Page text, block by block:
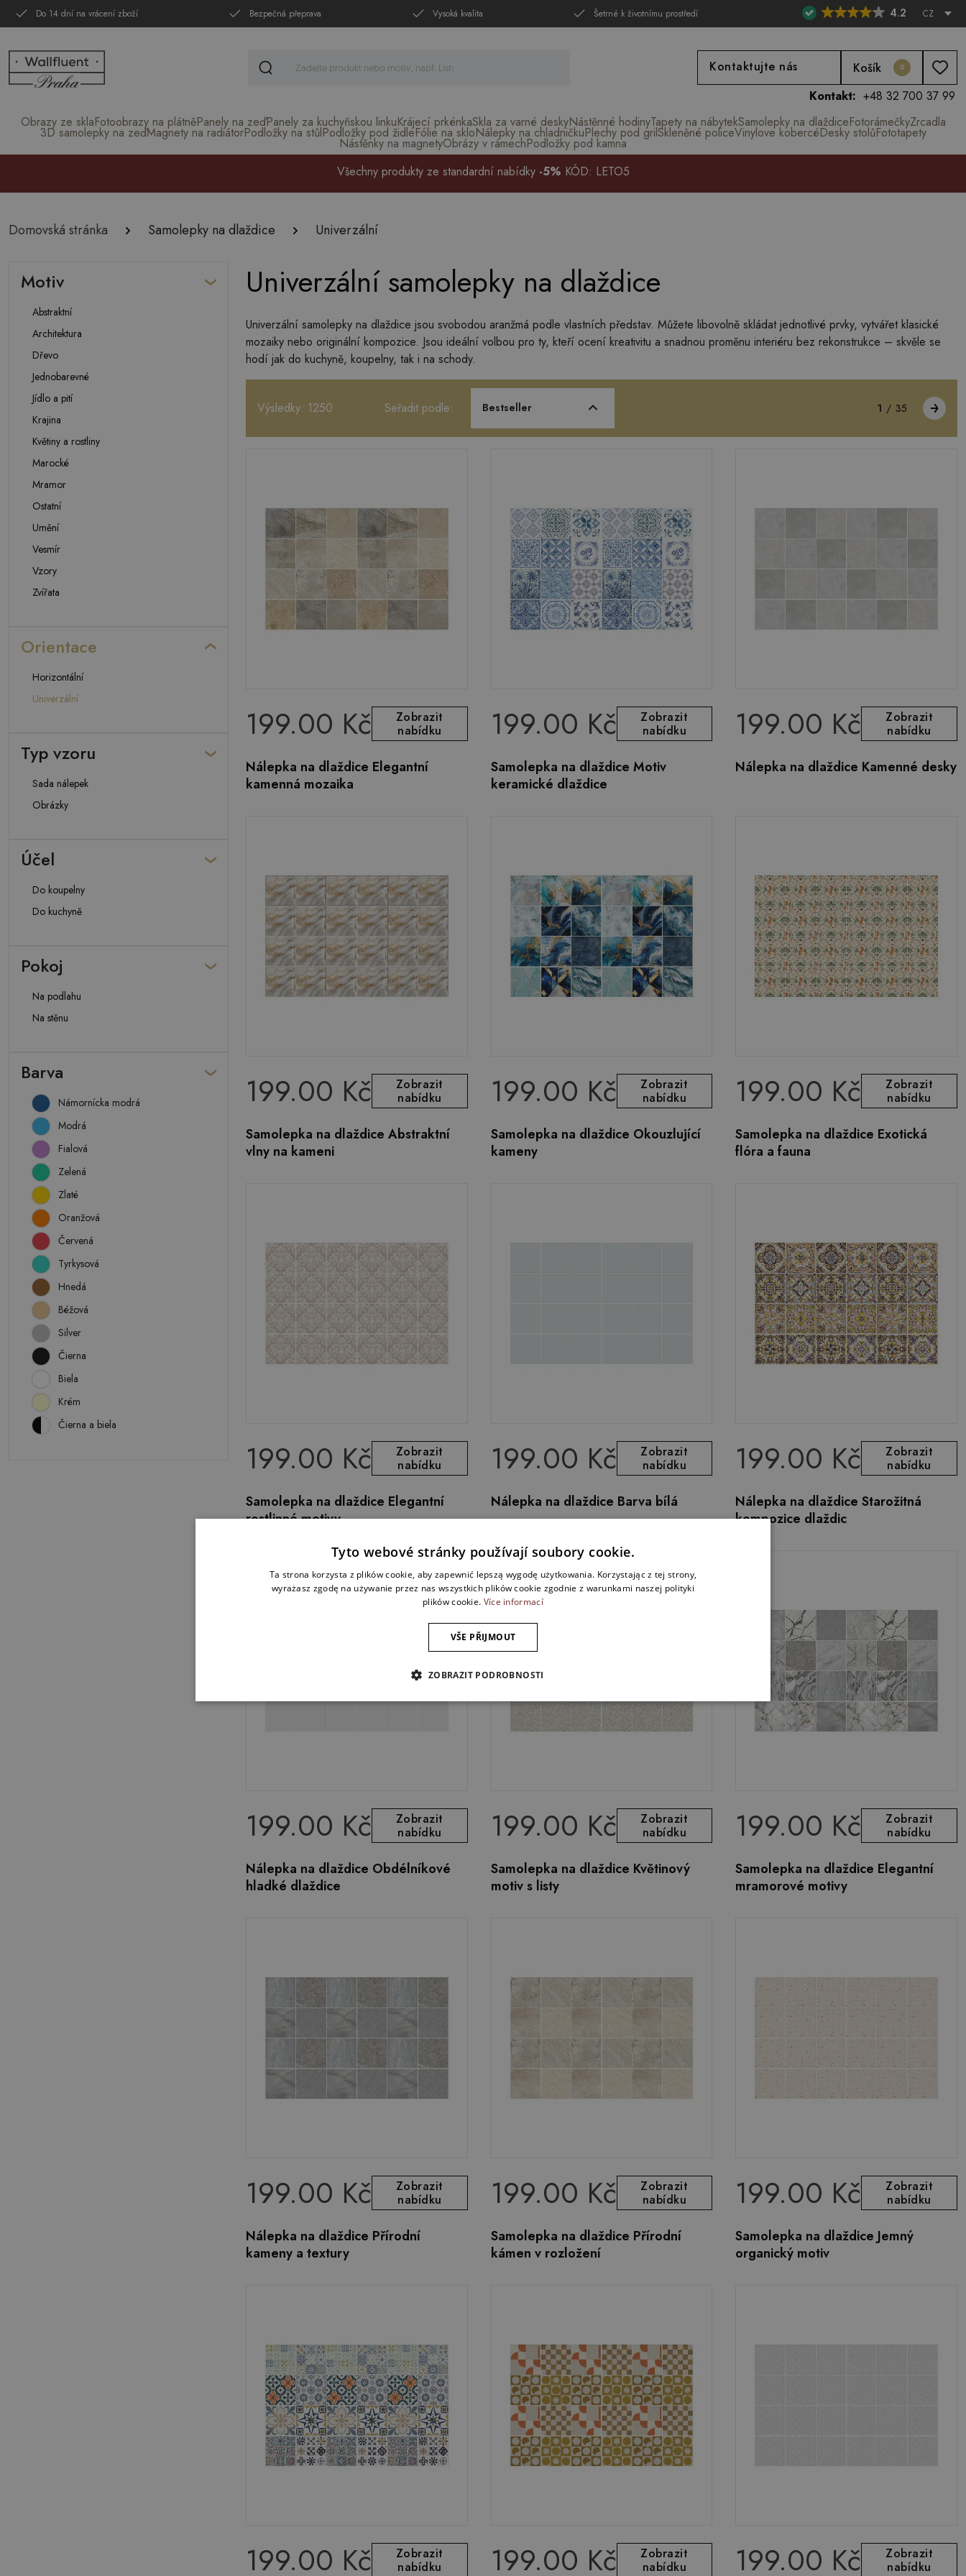
Do 14 dní na vrácení zboží Bezpečná přeprava Vysoká kvalita Šetrné k životnímu prostředí 4.2 CZ
Kontaktujte nás Košík 0
Kontakt: +48 32 700 37 99
Obrazy ze sklaFotoobrazy na plátněPanely na zeďPanely za kuchyňskou linkuKrájecí prkénkaSkla za varné deskyNástěnné hodinyTapety na nábytekSamolepky na dlaždiceFotorámečkyZrcadla
3D samolepky na zeďMagnety na radiátorPodložky na stůlPodložky pod židleFólie na skloNálepky na chladničkuPlechy pod grilSkleněné policeVinylove kobercéDesky stolůFototapety
Nástěnky na magnetyObrázy v rámechPodložky pod kamna
Všechny produkty ze standardní nabídky -5% KÓD: LETO5
Domovská stránka Samolepky na dlaždice Univerzální
Motiv
Abstraktní
Architektura
Dřevo
Jednobarevné
Jídlo a pití
Krajina
Květiny a rostliny
Marocké
Mramor
Ostatní
Umění
Vesmír
Vzory
Zvířata
Orientace
Horizontální
Univerzální
Typ vzoru
Sada nálepek
Obrázky
Účel
Do koupelny
Do kuchyně
Pokoj
Na podlahu
Na stěnu
Barva
Námornícka modrá
Modrá
Fialová
Zelená
Zlaté
Oranžová
Červená
Tyrkysová
Hnedá
Béžová
Silver
Čierna
Biela
Krém
Čierna a biela
Univerzální samolepky na dlaždice
Univerzální samolepky na dlaždice jsou svobodou aranžmá podle vlastních představ. Můžete libovolně skládat jednotlivé prvky, vytvářet klasické
mozaiky nebo originální kompozice. Jsou ideální volbou pro ty, kteří ocení kreativitu a snadnou proměnu interiéru bez rekonstrukce – skvěle se
hodí jak do kuchyně, koupelny, tak i na schody.
Výsledky: 1250 Seřadit podle: Bestseller 1 / 35
199.00 Kč
Zobrazit
nabídku
Nálepka na dlaždice Elegantní
kamenná mozaika
199.00 Kč
Zobrazit
nabídku
Samolepka na dlaždice Motiv
keramické dlaždice
199.00 Kč
Zobrazit
nabídku
Nálepka na dlaždice Kamenné desky
199.00 Kč
Zobrazit
nabídku
Samolepka na dlaždice Abstraktní
vlny na kameni
199.00 Kč
Zobrazit
nabídku
Samolepka na dlaždice Okouzlující
kameny
199.00 Kč
Zobrazit
nabídku
Samolepka na dlaždice Exotická
flóra a fauna
199.00 Kč
Zobrazit
nabídku
Samolepka na dlaždice Elegantní
rostlinné motivy
199.00 Kč
Zobrazit
nabídku
Nálepka na dlaždice Barva bílá
199.00 Kč
Zobrazit
nabídku
Nálepka na dlaždice Starožitná
kompozice dlaždic
199.00 Kč
Zobrazit
nabídku
Nálepka na dlaždice Obdélníkové
hladké dlaždice
199.00 Kč
Zobrazit
nabídku
Samolepka na dlaždice Květinový
motiv s listy
199.00 Kč
Zobrazit
nabídku
Samolepka na dlaždice Elegantní
mramorové motivy
199.00 Kč
Zobrazit
nabídku
Nálepka na dlaždice Přírodní
kameny a textury
199.00 Kč
Zobrazit
nabídku
Samolepka na dlaždice Přírodní
kámen v rozložení
199.00 Kč
Zobrazit
nabídku
Samolepka na dlaždice Jemný
organický motiv
199.00 Kč
Zobrazit
nabídku
199.00 Kč
Zobrazit
nabídku
199.00 Kč
Zobrazit
nabídku
Tyto webové stránky používají soubory cookie.
Ta strona korzysta z plików cookie, aby zapewnić lepszą wygodę użytkowania. Korzystając z tej strony,
wyrażasz zgodę na używanie przez nas wszystkich plików cookie zgodnie z warunkami naszej polityki
plików cookie. Více informací
VŠE PŘIJMOUT
ZOBRAZIT PODROBNOSTI